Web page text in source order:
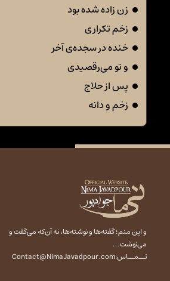
زن زاده شده بود
زخم تکراری
خنده در سجده‌ی آخر
و تو می‌رقصیدی
پس از حلاج
زخم و دانه
و این منم؛ گفته‌ها و نوشته‌ها، نه آن‌که می‌گفت و
می‌نوشت...
تــمــاس:Contact@NimaJavadpour.com